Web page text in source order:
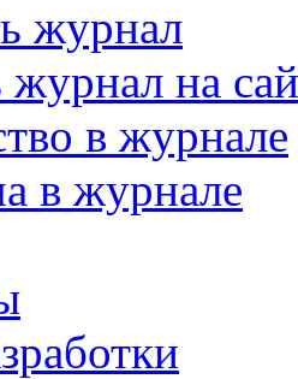
журнал
журнал на
в журнале
в журнале